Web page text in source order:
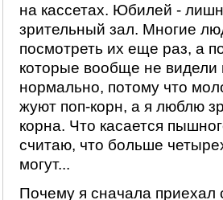
на кассетах. Юбилей -
зрительный зал. Многие
посмотреть их еще раз, а
которые вообще не видели
нормально, потому что
жуют поп-корн, а я люблю
корна. Что касается
считаю, что больше
могут...
Почему я сначала приехал